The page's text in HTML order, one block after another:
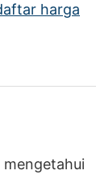
harga
mengetahui